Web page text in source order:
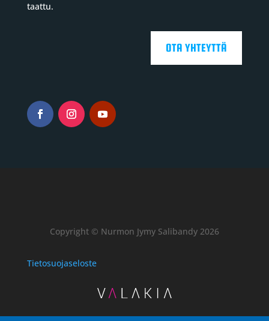
taattu.
OTA YHTEYTTÄ
Copyright © Nurmon Jymy Salibandy 2026
Tietosuojaseloste